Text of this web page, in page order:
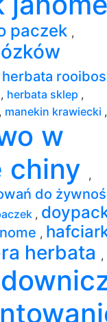
paczek ,
herbata rooibos
, herbata sklep ,
, manekin krawiecki ,
w
chiny
,
do
,
,
herbata ,